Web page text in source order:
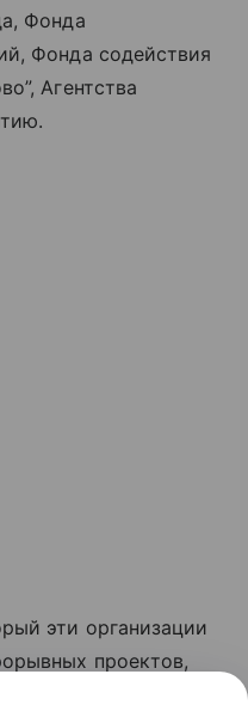
Фонда
Фонда содействия
Агентства
эти организации
проектов,